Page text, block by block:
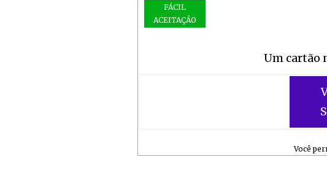
FÁCIL
ACEITAÇÃO
Um cartão
Você